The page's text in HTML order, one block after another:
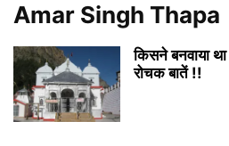
Amar Singh Thapa
किसने बनवाया
रोचक बातें !!